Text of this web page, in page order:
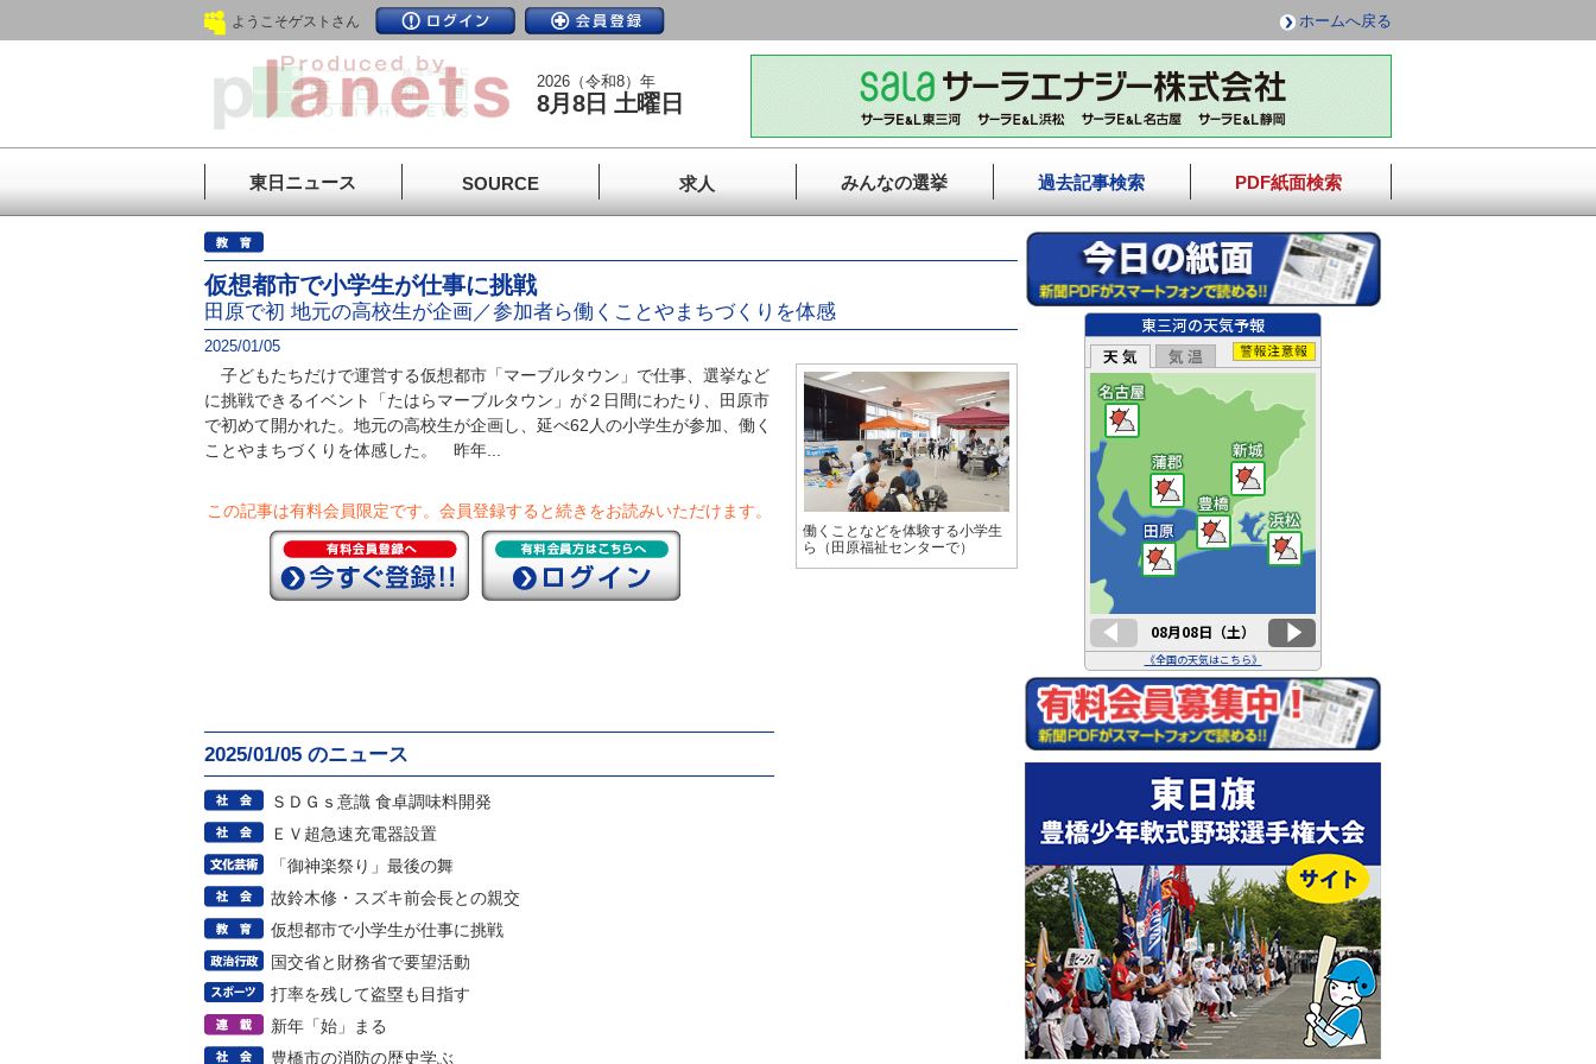
ようこそゲストさん ホームへ戻る
2026（令和8）年
8月8日 土曜日
東日ニュース SOURCE 求人 みんなの選挙 過去記事検索 PDF紙面検索
仮想都市で小学生が仕事に挑戦
田原で初 地元の高校生が企画／参加者ら働くことやまちづくりを体感
2025/01/05
子どもたちだけで運営する仮想都市「マーブルタウン」で仕事、選挙など
に挑戦できるイベント「たはらマーブルタウン」が２日間にわたり、田原市
で初めて開かれた。地元の高校生が企画し、延べ62人の小学生が参加、働く
ことやまちづくりを体感した。 昨年...
この記事は有料会員限定です。 会員登録すると続きをお読みいただけます。
2025/01/05 のニュース
ＳＤＧｓ意識 食卓調味料開発
ＥＶ超急速充電器設置
「御神楽祭り」最後の舞
故鈴木修・スズキ前会長との親交
仮想都市で小学生が仕事に挑戦
国交省と財務省で要望活動
打率を残して盗塁も目指す
新年「始」まる
豊橋市の消防の歴史学ぶ
働くことなどを体験する小学生
ら（田原福祉センターで）